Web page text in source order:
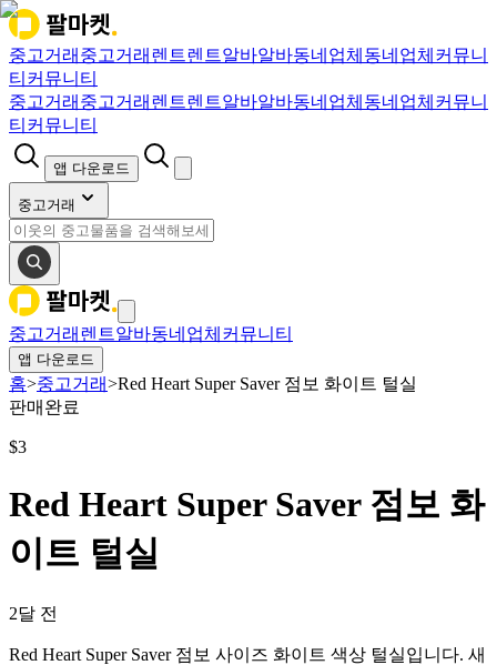
중고거래 중고거래 렌트렌트알바알바동네업체 동네업체 커뮤니
티 커뮤니티
중고거래 중고거래 렌트렌트알바알바동네업체 동네업체 커뮤니
티 커뮤니티
앱 다운로드
중고거래
중고거래 렌트알바동네업체 커뮤니티
앱 다운로드
홈>중고거래>Red Heart Super Saver 점보 화이트 털실
판매완료
$3
Red Heart Super Saver 점보 화
이트 털실
2달 전
Red Heart Super Saver 점보 사이즈 화이트 색상 털실입니다. 새